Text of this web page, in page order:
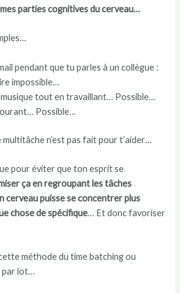
parties cognitives du cerveau…
pendant que tu parles à un collègue :
impossible…
tout en travaillant… Possible…
Possible…
multitâche n’est pas fait pour t’aider…
pour éviter que ton esprit se
ça en regroupant les tâches
cerveau puisse se concentrer plus
chose de spécifique… Et donc favoriser
méthode du time batching ou
par lot…